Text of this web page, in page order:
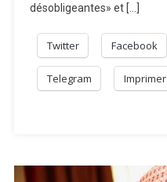
désobligeantes» et […]
Twitter Facebook
Telegram Imprimer